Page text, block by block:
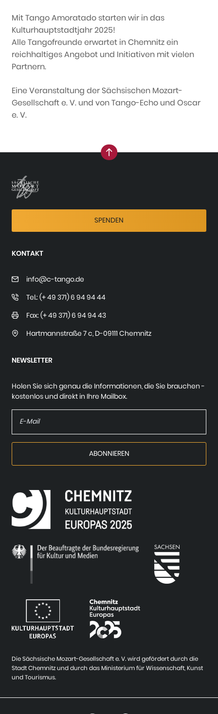
Mit Tango Amoratado starten wir in das
Kulturhauptstadtjahr 2025!
Alle Tangofreunde erwartet in Chemnitz ein
reichhaltiges Angebot und Initiativen mit vielen
Partnern.
Eine Veranstaltung der Sächsischen Mozart-
Gesellschaft e. V. und von Tango-Echo und Oscar
e. V.
nach oben
SPENDEN
KONTAKT
info@c-tango.de
Tel.: (+ 49 371) 6 94 94 44
Fax: (+ 49 371) 6 94 94 43
Hartmannstraße 7 c, D-09111 Chemnitz
NEWSLETTER
Holen Sie sich genau die Informationen, die Sie brauchen -
kostenlos und direkt in Ihre Mailbox.
Die Sächsische Mozart-Gesellschaft e. V. wird gefördert durch die
Stadt Chemnitz und durch das Ministerium für Wissenschaft, Kunst
und Tourismus.